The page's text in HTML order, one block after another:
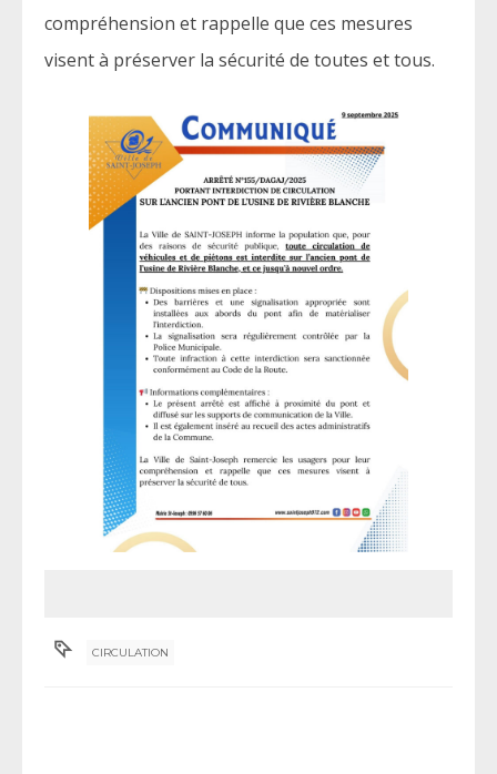
compréhension et rappelle que ces mesures
visent à préserver la sécurité de toutes et tous.
CIRCULATION